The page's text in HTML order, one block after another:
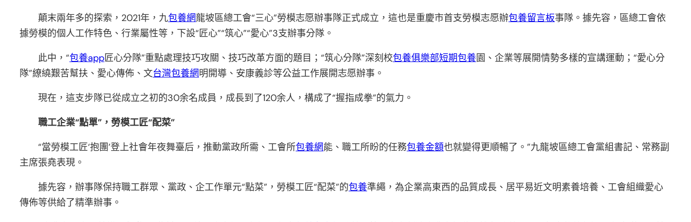
顛末兩年多的探索，2021年，九包養網龍坡區總工會“三心”勞模志愿辦事隊正式成立，這也是重慶市首支勞模志愿辦包養留言板事隊。據先容，區總工會依
據勞模的個人工作特色、行業屬性等，下設“匠心”“筑心”“愛心”3支辦事分隊。
此中，“包養app匠心分隊”重點處理技巧攻關、技巧改革方面的題目；“筑心分隊”深刻校包養俱樂部短期包養園、企業等展開情勢多樣的宣講運動；“愛心分
隊”繚繞艱苦幫扶、愛心傳佈、文台灣包養網明開導、安康義診等公益工作展開志愿辦事。
現在，這支步隊已從成立之初的30余名成員，成長到了120余人，構成了“握指成拳”的氣力。
職工企業“點單”，勞模工匠“配菜”
“當勞模工匠‘抱團’登上社會年夜舞臺后，推動黨政所需、工會所包養網能、職工所盼的任務包養金額也就變得更順暢了。”九龍坡區總工會黨組書記、常務副
主席張堯表現。
據先容，辦事隊保持職工群眾、黨政、企工作單元“點菜”，勞模工匠“配菜”的包養準繩，為企業高東西的品質成長、居平易近文明素養培養、工會組織愛心
傳佈等供給了精準辦事。